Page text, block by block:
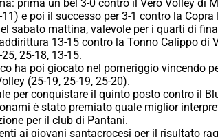
prima un bel 3-0 contro il Vero Volley di
11) e poi il successo per 3-1 contro la
sabato mattina, valevole per i quarti di
13-15 contro la Tonno Calippo
25-18, 13-15.
ha poi giocato nel pomeriggio vincendo
(25-19, 25-19, 25-20).
per conquistare il quinto posto contro il
è stato premiato quale miglior
per il club di Pantani.
ai giovani santacrocesi per il risultato